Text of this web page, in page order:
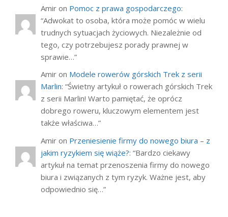
Amir on Pomoc z prawa gospodarczego:
“Adwokat to osoba, która może pomóc w wielu
trudnych sytuacjach życiowych. Niezależnie od
tego, czy potrzebujesz porady prawnej w
sprawie…”
Amir on Modele rowerów górskich Trek z serii
Marlin: “Świetny artykuł o rowerach górskich Trek
z serii Marlin! Warto pamiętać, że oprócz
dobrego roweru, kluczowym elementem jest
także właściwa…”
Amir on Przeniesienie firmy do nowego biura – z
jakim ryzykiem się wiąże?: “Bardzo ciekawy
artykuł na temat przenoszenia firmy do nowego
biura i związanych z tym ryzyk. Ważne jest, aby
odpowiednio się…”